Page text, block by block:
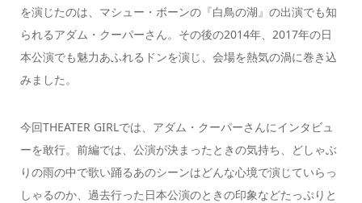
を演じたのは、マシュー・ボーンの『白鳥の湖』の出演でも知
られるアダム・クーパーさん。その後の2014年、2017年の日
本公演でも魅力あふれるドンを演じ、会場を熱気の渦に巻き込
みました。
今回THEATER GIRLでは、アダム・クーパーさんにインタビュ
ーを敢行。前編では、公演が決まったときの気持ち、どしゃぶ
りの雨の中で歌い踊るあのシーンはどんな心境で演じていらっ
しゃるのか、過去行った日本公演のときの印象などたっぷりと